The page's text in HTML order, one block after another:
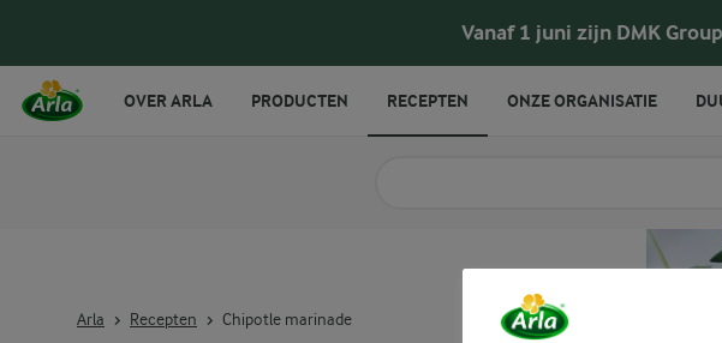
Vanaf 1 juni zijn DMK
Arla Recepten Chipotle marinade
OVER ARLA PRODUCTEN RECEPTEN ONZE ORGANISATIE